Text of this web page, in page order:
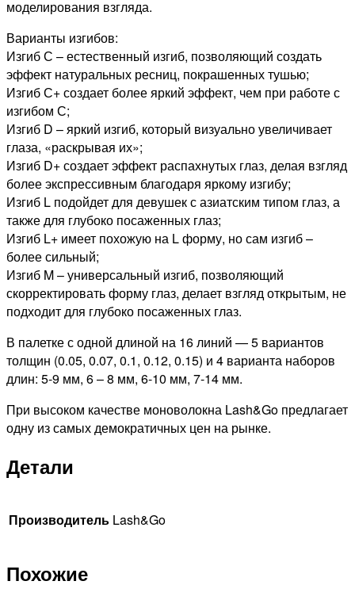
моделирования взгляда.
Варианты изгибов:
Изгиб С – естественный изгиб, позволяющий создать
эффект натуральных ресниц, покрашенных тушью;
Изгиб С+ создает более яркий эффект, чем при работе с
изгибом С;
Изгиб D – яркий изгиб, который визуально увеличивает
глаза, «раскрывая их»;
Изгиб D+ создает эффект распахнутых глаз, делая взгляд
более экспрессивным благодаря яркому изгибу;
Изгиб L подойдет для девушек с азиатским типом глаз, а
также для глубоко посаженных глаз;
Изгиб L+ имеет похожую на L форму, но сам изгиб –
более сильный;
Изгиб M – универсальный изгиб, позволяющий
скорректировать форму глаз, делает взгляд открытым, не
подходит для глубоко посаженных глаз.
В палетке с одной длиной на 16 линий — 5 вариантов
толщин (0.05, 0.07, 0.1, 0.12, 0.15) и 4 варианта наборов
длин: 5-9 мм, 6 – 8 мм, 6-10 мм, 7-14 мм.
При высоком качестве моноволокна Lash&Go предлагает
одну из самых демократичных цен на рынке.
Детали
Производитель Lash&Go
Похожие